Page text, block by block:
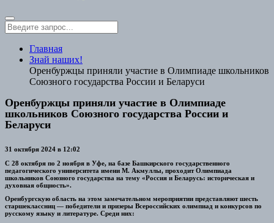
Главная
Знай наших!
Оренбуржцы приняли участие в Олимпиаде школьников
Союзного государства России и Беларуси
Оренбуржцы приняли участие в Олимпиаде
школьников Союзного государства России и
Беларуси
31 октября 2024 в 12:02
С 28 октября по 2 ноября в Уфе, на базе Башкирского государственного
педагогического университета имени М. Акмуллы, проходит Олимпиада
школьников Союзного государства на тему «Россия и Беларусь: историческая и
духовная общность».
Оренбургскую область на этом замечательном мероприятии представляют шесть
старшеклассниц — победители и призеры Всероссийских олимпиад и конкурсов по
русскому языку и литературе. Среди них: